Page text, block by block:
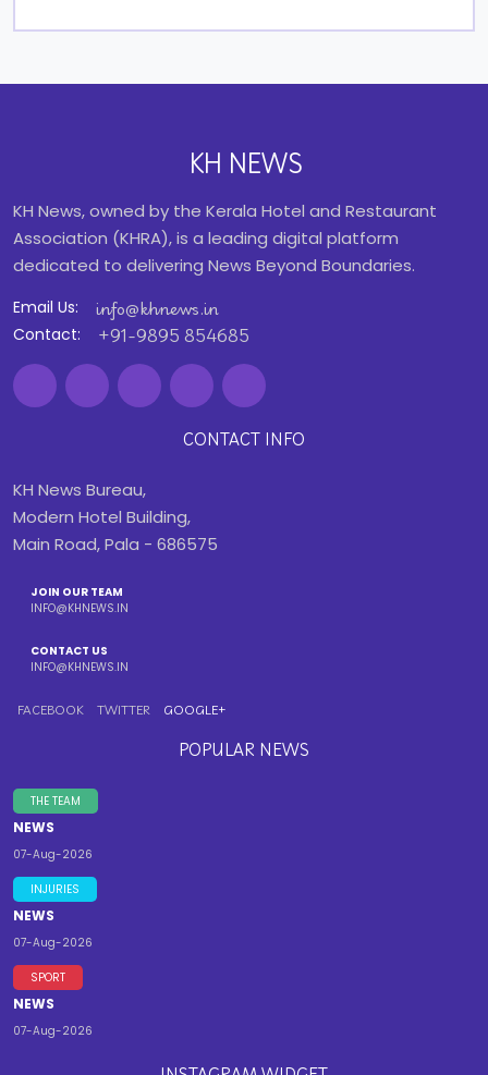
KH NEWS
KH News, owned by the Kerala Hotel and Restaurant
Association (KHRA), is a leading digital platform
dedicated to delivering News Beyond Boundaries.
Email Us: info@khnews.in
Contact: +91-9895 854685
CONTACT INFO
KH News Bureau,
Modern Hotel Building,
Main Road, Pala - 686575
JOIN OUR TEAM
INFO@KHNEWS.IN
CONTACT US
INFO@KHNEWS.IN
FACEBOOK TWITTER GOOGLE+
POPULAR NEWS
THE TEAM
NEWS
07-Aug-2026
INJURIES
NEWS
07-Aug-2026
SPORT
NEWS
07-Aug-2026